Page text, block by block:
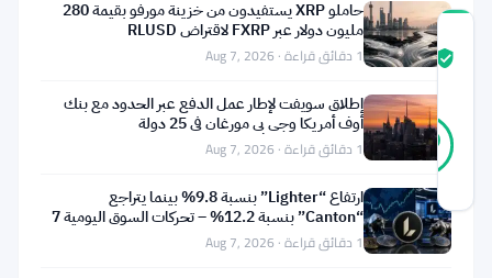
درجة
ثقة
موثّق
90
حقيقي
موثّق
21
جيمس
حاملو XRP يستفيدون من خزينة مورفو بقيمة 280
مليون دولار عبر FXRP لاقتراض RLUSD
1 دقائق قراءة · Aug 7, 2026
إطلاق سويفت لإطار عمل الدفع عبر الحدود مع بنك
أوف أمريكا وجي بي مورغان في 25 دولة
1 دقائق قراءة · Aug 7, 2026
ارتفاع “Lighter” بنسبة 9.8% بينما يتراجع
“Canton” بنسبة 12.2% – تحركات السوق اليومية 7
أغسطس1 دقائق قراءة · Aug 7, 2026